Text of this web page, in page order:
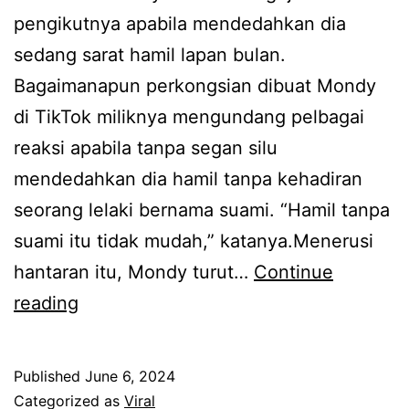
o
e
h
e
n
a
n
k
a
n
s
a
m
a
n
t
h
pengikutnya apabila mendedahkan dia
sedang sarat hamil lapan bulan.
Bagaimanapun perkongsian dibuat Mondy
di TikTok miliknya mengundang pelbagai
reaksi apabila tanpa segan silu
mendedahkan dia hamil tanpa kehadiran
seorang lelaki bernama suami. “Hamil tanpa
suami itu tidak mudah,” katanya.Menerusi
hantaran itu, Mondy turut… Continue
reading
e
Published June 6, 2024
Categorized as Viral